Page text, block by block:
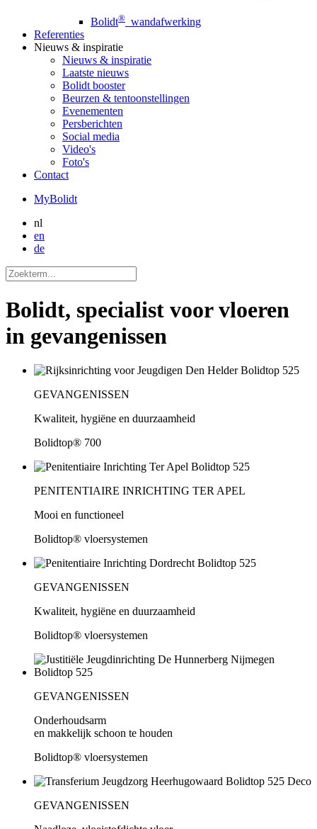
Bolidt® wandafwerking
Referenties
Nieuws & inspiratie
Nieuws & inspiratie
Laatste nieuws
Bolidt booster
Beurzen & tentoonstellingen
Evenementen
Persberichten
Social media
Video's
Foto's
Contact
MyBolidt
nl
en
de
Bolidt, specialist voor vloeren
in gevangenissen
GEVANGENISSEN
Kwaliteit, hygiëne en duurzaamheid
Bolidtop® 700
PENITENTIAIRE INRICHTING TER APEL
Mooi en functioneel
Bolidtop® vloersystemen
GEVANGENISSEN
Kwaliteit, hygiëne en duurzaamheid
Bolidtop® vloersystemen
GEVANGENISSEN
Onderhoudsarm
en makkelijk schoon te houden
Bolidtop® vloersystemen
GEVANGENISSEN